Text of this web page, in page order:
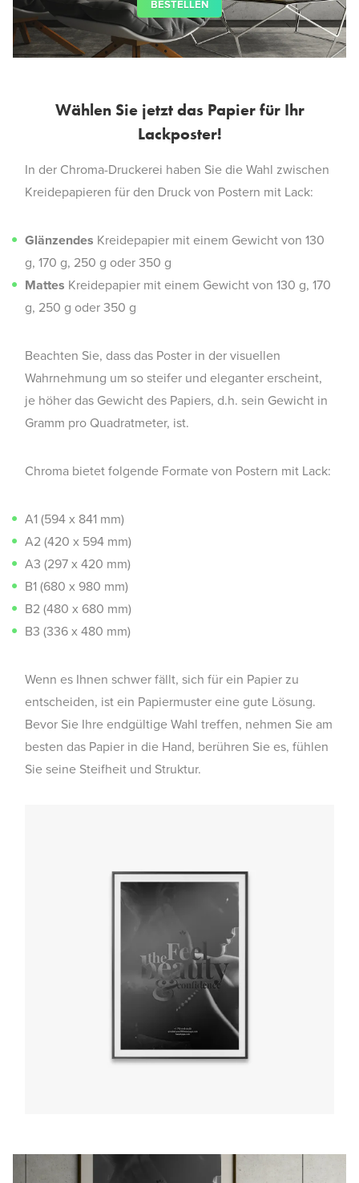
BESTELLEN
Wählen Sie jetzt das Papier für Ihr
Lackposter!
In der Chroma-Druckerei haben Sie die Wahl zwischen
Kreidepapieren für den Druck von Postern mit Lack:
Glänzendes Kreidepapier mit einem Gewicht von 130
g, 170 g, 250 g oder 350 g
Mattes Kreidepapier mit einem Gewicht von 130 g, 170
g, 250 g oder 350 g
Beachten Sie, dass das Poster in der visuellen
Wahrnehmung um so steifer und eleganter erscheint,
je höher das Gewicht des Papiers, d.h. sein Gewicht in
Gramm pro Quadratmeter, ist.
Chroma bietet folgende Formate von Postern mit Lack:
A1 (594 x 841 mm)
A2 (420 x 594 mm)
A3 (297 x 420 mm)
B1 (680 x 980 mm)
B2 (480 x 680 mm)
B3 (336 x 480 mm)
Wenn es Ihnen schwer fällt, sich für ein Papier zu
entscheiden, ist ein Papiermuster eine gute Lösung.
Bevor Sie Ihre endgültige Wahl treffen, nehmen Sie am
besten das Papier in die Hand, berühren Sie es, fühlen
Sie seine Steifheit und Struktur.